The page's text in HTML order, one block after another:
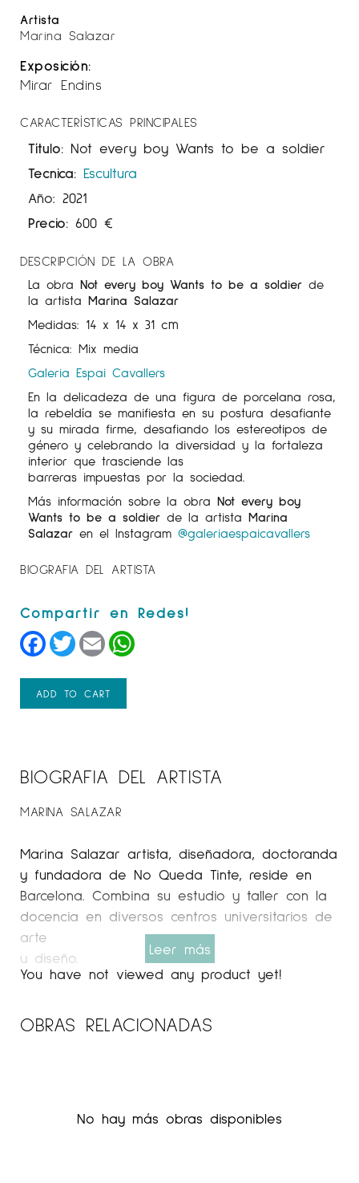
Artista
Marina Salazar
Exposición:
Mirar Endins
CARACTERÍSTICAS PRINCIPALES
Título: Not every boy Wants to be a soldier
Tecnica: Escultura
Año: 2021
Precio: 600 €
DESCRIPCIÓN DE LA OBRA
La obra Not every boy Wants to be a soldier de
la artista Marina Salazar
Medidas: 14 x 14 x 31 cm
Técnica: Mix media
Galeria Espai Cavallers
En la delicadeza de una figura de porcelana rosa,
la rebeldía se manifiesta en su postura desafiante
y su mirada firme, desafiando los estereotipos de
género y celebrando la diversidad y la fortaleza
interior que trasciende las
barreras impuestas por la sociedad.
Más información sobre la obra Not every boy
Wants to be a soldier de la artista Marina
Salazar en el Instagram @galeriaespaicavallers
BIOGRAFIA DEL ARTISTA
Facebook
TwitterEmail
ADD TO CART
BIOGRAFIA DEL ARTISTA
MARINA SALAZAR
Marina Salazar artista, diseñadora, doctoranda
y fundadora de No Queda Tinte, reside en
Barcelona. Combina su estudio y taller con la
docencia en diversos centros universitarios de
arte
y diseño.
Apasionada por la estética kitsch, descubre su
vocación creando mensajes empoderadores
herramientas de investigación y contenedores
Leer más
You have not viewed any product yet!
OBRAS RELACIONADAS
No hay más obras disponibles